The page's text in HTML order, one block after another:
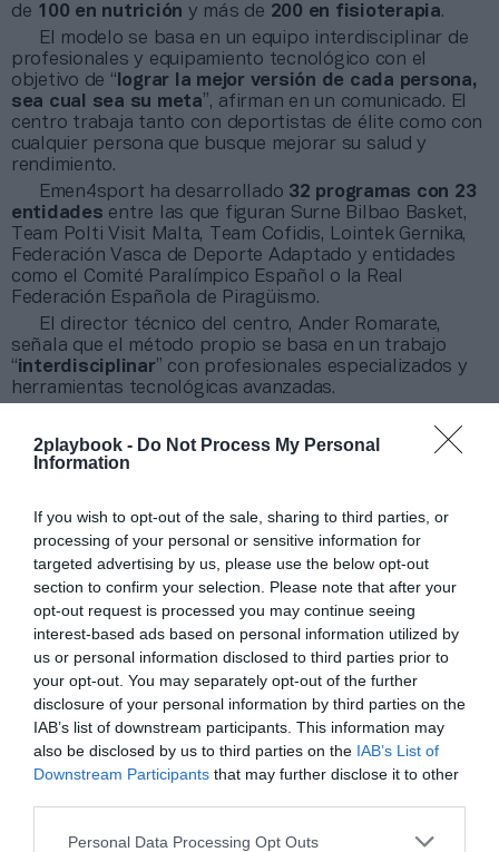
2playbook - Do Not Process My Personal
Information
If you wish to opt-out of the sale, sharing to third parties, or
processing of your personal or sensitive information for
targeted advertising by us, please use the below opt-out
section to confirm your selection. Please note that after your
opt-out request is processed you may continue seeing
interest-based ads based on personal information utilized by
us or personal information disclosed to third parties prior to
your opt-out. You may separately opt-out of the further
disclosure of your personal information by third parties on the
IAB’s list of downstream participants. This information may
also be disclosed by us to third parties on the IAB’s List of
Downstream Participants that may further disclose it to other
Personal Data Processing Opt Outs
de 100 en nutrición y más de 200 en fisioterapia.
El modelo se basa en un equipo interdisciplinar de
profesionales y equipamiento tecnológico con el
objetivo de “ lograr la mejor versión de cada persona,
sea cual sea su meta”, afirman en un comunicado. El
centro trabaja tanto con deportistas de élite como con
cualquier persona que busque mejorar su salud y
rendimiento.
Emen4sport ha desarrollado 32 programas con 23
entidades entre las que figuran Surne Bilbao Basket,
Team Polti Visit Malta, Team Cofidis, Lointek Gernika,
Federación Vasca de Deporte Adaptado y entidades
como el Comité Paralímpico Español o la Real
Federación Española de Piragüismo.
El director técnico del centro, Ander Romarate,
señala que el método propio se basa en un trabajo
“interdisciplinar” con profesionales especializados y
herramientas tecnológicas avanzadas.
Sobre Intelligence 2P
de datos monitoriza en tiempo real el negocio de medio
centenar de cadenas de gimnasios, para analizar y
comparar el rendimiento anual de las compañías en sus
distintas líneas de actividad.
La plataforma incluye un geolocalizador con más de
13.000 centros deportivos en España, Portugal, Italia y
Francia, categorizados por cadena, ubicación,
segmento de negocio, servicios y precios. Si quieres
más información, contacta con nosotros en
intelligence@2playbook.com.
Añadir 2Playbookcomo fuente preferida de Google
ACTIVAR AHORA